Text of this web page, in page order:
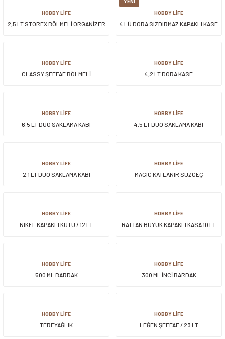
HOBBY LİFE
2,5 LT STOREX BÖLMELİ ORGANİZER
HOBBY LİFE
4 LÜ DORA SIZDIRMAZ KAPAKLI KASE
HOBBY LİFE
CLASSY ŞEFFAF BÖLMELİ
HOBBY LİFE
4,2 LT DORA KASE
HOBBY LİFE
6,5 LT DUO SAKLAMA KABI
HOBBY LİFE
4,5 LT DUO SAKLAMA KABI
HOBBY LİFE
2,1 LT DUO SAKLAMA KABI
HOBBY LİFE
MAGIC KATLANIR SÜZGEÇ
HOBBY LİFE
NIKEL KAPAKLI KUTU / 12 LT
HOBBY LİFE
RATTAN BÜYÜK KAPAKLI KASA 10 LT
HOBBY LİFE
500 ML BARDAK
HOBBY LİFE
300 ML İNCİ BARDAK
HOBBY LİFE
TEREYAĞLIK
HOBBY LİFE
LEĞEN ŞEFFAF / 23 LT